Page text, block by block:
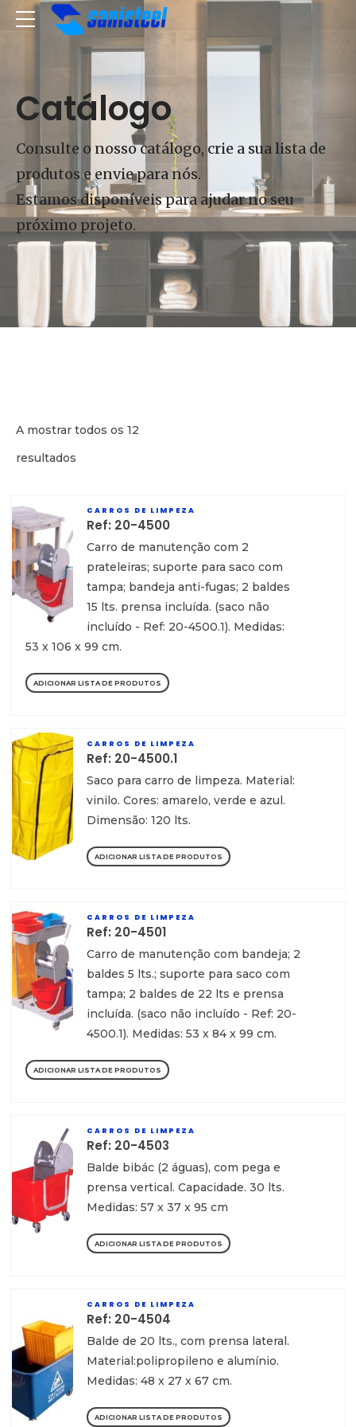
Catálogo
Consulte o nosso catálogo, crie a sua lista de
produtos e envie para nós.
Estamos disponíveis para ajudar no seu
próximo projeto.
A mostrar todos os 12
resultados
CARROS DE LIMPEZA
Ref: 20-4500
Carro de manutenção com 2
prateleiras; suporte para saco com
tampa; bandeja anti-fugas; 2 baldes
15 lts. prensa incluída. (saco não
incluído - Ref: 20-4500.1). Medidas:
53 x 106 x 99 cm.
ADICIONAR LISTA DE PRODUTOS
CARROS DE LIMPEZA
Ref: 20-4500.1
Saco para carro de limpeza. Material:
vinilo. Cores: amarelo, verde e azul.
Dimensão: 120 lts.
ADICIONAR LISTA DE PRODUTOS
CARROS DE LIMPEZA
Ref: 20-4501
Carro de manutenção com bandeja; 2
baldes 5 lts.; suporte para saco com
tampa; 2 baldes de 22 lts e prensa
incluída. (saco não incluído - Ref: 20-
4500.1). Medidas: 53 x 84 x 99 cm.
ADICIONAR LISTA DE PRODUTOS
CARROS DE LIMPEZA
Ref: 20-4503
Balde bibác (2 águas), com pega e
prensa vertical. Capacidade. 30 lts.
Medidas: 57 x 37 x 95 cm
ADICIONAR LISTA DE PRODUTOS
CARROS DE LIMPEZA
Ref: 20-4504
Balde de 20 lts., com prensa lateral.
Material:polipropileno e alumínio.
Medidas: 48 x 27 x 67 cm.
ADICIONAR LISTA DE PRODUTOS